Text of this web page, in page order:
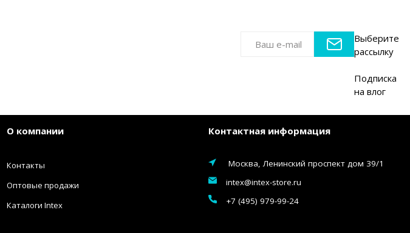
Выберите
рассылку
Подписка
на влог
О компании
Контакты
Оптовые продажи
Каталоги Intex
Контактная информация
Москва, Ленинский проспект дом 39/1
intex@intex-store.ru
+7 (495) 979-99-24